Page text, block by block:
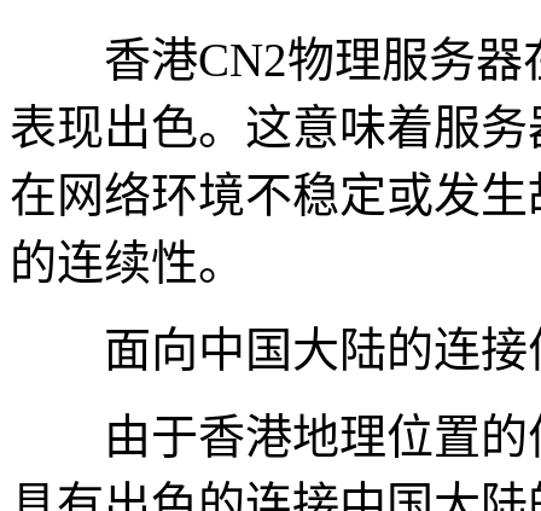
香港CN2物理服务器
表现出色。这意味着服
在网络环境不稳定或发
的连续性。
面向中国大陆的连接
由于香港地理位置的